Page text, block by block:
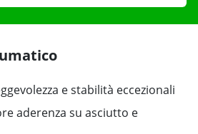
e stabilità eccezionali
aderenza su asciutto e